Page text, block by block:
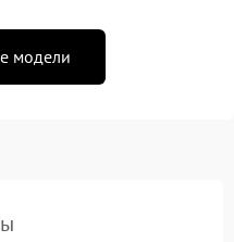
модели